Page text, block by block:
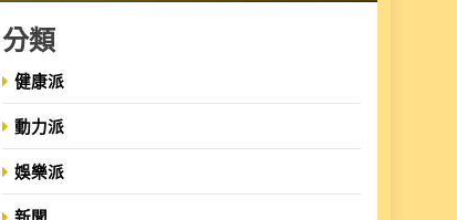
分類
健康派
動力派
娛樂派